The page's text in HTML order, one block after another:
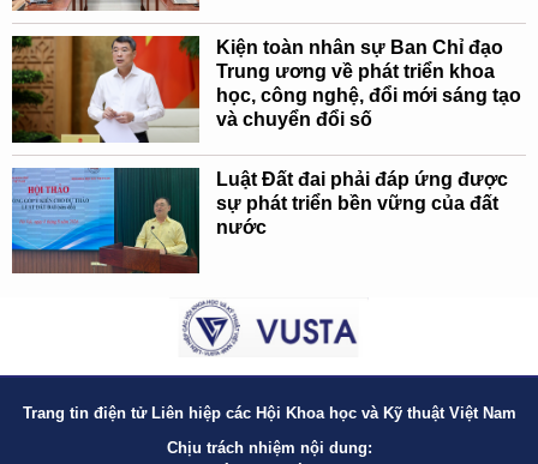
Kiện toàn nhân sự Ban Chỉ đạo
Trung ương về phát triển khoa
học, công nghệ, đổi mới sáng tạo
và chuyển đổi số
Luật Đất đai phải đáp ứng được
sự phát triển bền vững của đất
nước
Trang tin điện tử Liên hiệp các Hội Khoa học và Kỹ thuật Việt Nam
Chịu trách nhiệm nội dung: